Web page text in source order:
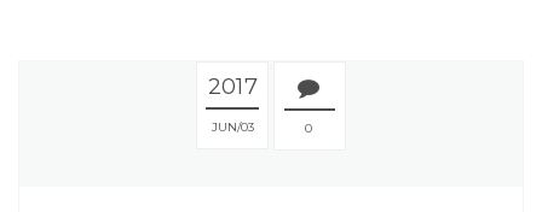
2017
JUN 03 0